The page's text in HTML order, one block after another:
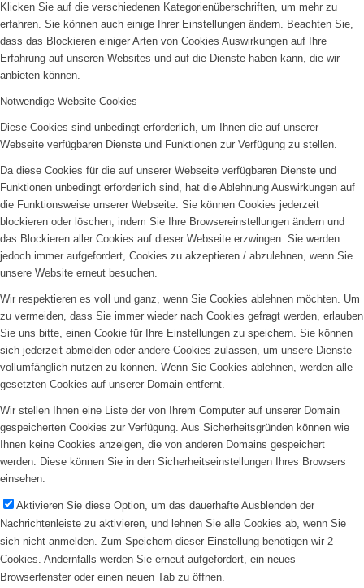
Klicken Sie auf die verschiedenen Kategorienüberschriften, um mehr zu
erfahren. Sie können auch einige Ihrer Einstellungen ändern. Beachten Sie,
dass das Blockieren einiger Arten von Cookies Auswirkungen auf Ihre
Erfahrung auf unseren Websites und auf die Dienste haben kann, die wir
anbieten können.
Notwendige Website Cookies
Diese Cookies sind unbedingt erforderlich, um Ihnen die auf unserer
Webseite verfügbaren Dienste und Funktionen zur Verfügung zu stellen.
Da diese Cookies für die auf unserer Webseite verfügbaren Dienste und
Funktionen unbedingt erforderlich sind, hat die Ablehnung Auswirkungen auf
die Funktionsweise unserer Webseite. Sie können Cookies jederzeit
blockieren oder löschen, indem Sie Ihre Browsereinstellungen ändern und
das Blockieren aller Cookies auf dieser Webseite erzwingen. Sie werden
jedoch immer aufgefordert, Cookies zu akzeptieren / abzulehnen, wenn Sie
unsere Website erneut besuchen.
Wir respektieren es voll und ganz, wenn Sie Cookies ablehnen möchten. Um
zu vermeiden, dass Sie immer wieder nach Cookies gefragt werden, erlauben
Sie uns bitte, einen Cookie für Ihre Einstellungen zu speichern. Sie können
sich jederzeit abmelden oder andere Cookies zulassen, um unsere Dienste
vollumfänglich nutzen zu können. Wenn Sie Cookies ablehnen, werden alle
gesetzten Cookies auf unserer Domain entfernt.
Wir stellen Ihnen eine Liste der von Ihrem Computer auf unserer Domain
gespeicherten Cookies zur Verfügung. Aus Sicherheitsgründen können wie
Ihnen keine Cookies anzeigen, die von anderen Domains gespeichert
werden. Diese können Sie in den Sicherheitseinstellungen Ihres Browsers
einsehen.
Aktivieren Sie diese Option, um das dauerhafte Ausblenden der
Nachrichtenleiste zu aktivieren, und lehnen Sie alle Cookies ab, wenn Sie
sich nicht anmelden. Zum Speichern dieser Einstellung benötigen wir 2
Cookies. Andernfalls werden Sie erneut aufgefordert, ein neues
Browserfenster oder einen neuen Tab zu öffnen.